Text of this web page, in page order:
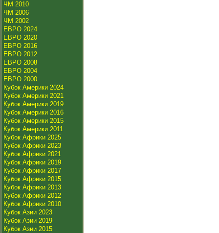
ЧМ 2010
ЧМ 2006
ЧМ 2002
ЕВРО 2024
ЕВРО 2020
ЕВРО 2016
ЕВРО 2012
ЕВРО 2008
ЕВРО 2004
ЕВРО 2000
Кубок Америки 2024
Кубок Америки 2021
Кубок Америки 2019
Кубок Америки 2016
Кубок Америки 2015
Кубок Америки 2011
Кубок Африки 2025
Кубок Африки 2023
Кубок Африки 2021
Кубок Африки 2019
Кубок Африки 2017
Кубок Африки 2015
Кубок Африки 2013
Кубок Африки 2012
Кубок Африки 2010
Кубок Азии 2023
Кубок Азии 2019
Кубок Азии 2015